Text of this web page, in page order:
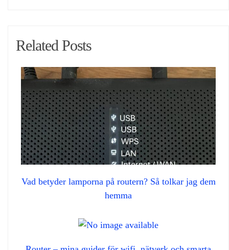
Related Posts
Vad betyder lamporna på routern? Så tolkar jag dem
hemma